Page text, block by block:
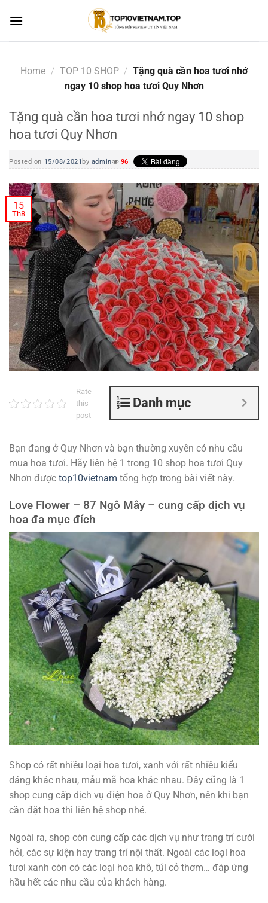
Home / TOP 10 SHOP / Tặng quà cần hoa tươi nhớ
ngay 10 shop hoa tươi Quy Nhơn
Tặng quà cần hoa tươi nhớ ngay 10 shop
hoa tươi Quy Nhơn
Posted on 15/08/2021 by admin 96
15
Th8
Danh mục
Rate
this
post
Bạn đang ở Quy Nhơn và bạn thường xuyên có nhu cầu
mua hoa tươi. Hãy liên hệ 1 trong 10 shop hoa tươi Quy
Nhơn được top10vietnam tổng hợp trong bài viết này.
Love Flower – 87 Ngô Mây – cung cấp dịch vụ
hoa đa mục đích
Shop có rất nhiều loại hoa tươi, xanh với rất nhiều kiểu
dáng khác nhau, mẫu mã hoa khác nhau. Đây cũng là 1
shop cung cấp dịch vụ điện hoa ở Quy Nhơn, nên khi bạn
cần đặt hoa thì liên hệ shop nhé.
Ngoài ra, shop còn cung cấp các dịch vụ như trang trí cưới
hỏi, các sự kiện hay trang trí nội thất. Ngoài các loại hoa
tươi xanh còn có các loại hoa khô, túi cỏ thơm… đáp ứng
hầu hết các nhu cầu của khách hàng.